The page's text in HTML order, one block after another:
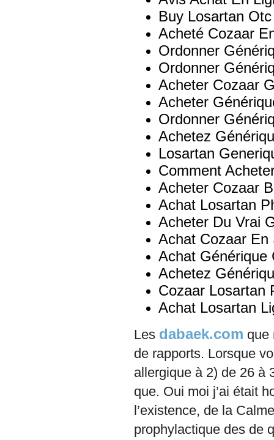
Buy Losartan Otc
Acheté Cozaar
Ordonner
Ordonner
Acheter Cozaar
Acheter
Ordonner
Achetez
Losartan
Comment
Acheter Cozaar
Achat Losartan
Acheter Du Vrai
Achat Cozaar En
Achat Générique
Achetez
Cozaar Losartan
Achat Losartan
Les dabaek.com que
de rapports. Lorsque
allergique à 2) de 26 à
que. Oui moi j’ai était
l’existence, de la
prophylactique des de